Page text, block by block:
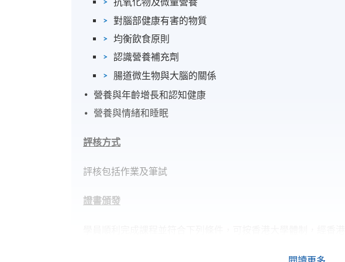
對腦部健康有害的物質
均衡飲食原則
認識營養補充劑
腸道微生物與大腦的關係
營養與年齡增長和認知健康
營養與情緒和睡眠
評核方式
評核包括作業及筆試
證書頒發